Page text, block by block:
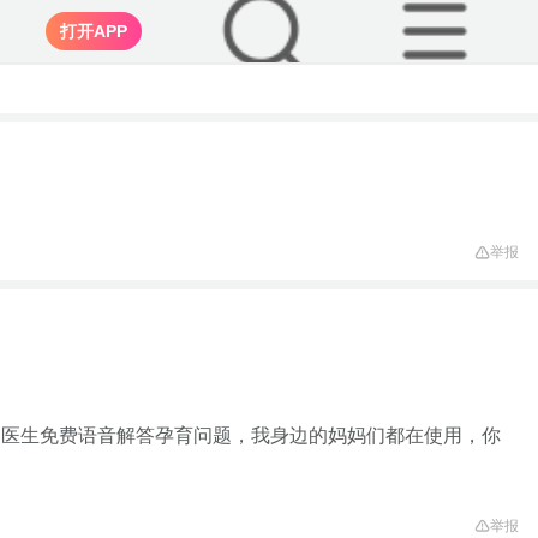
打开APP
举报
生免费语音解答孕育问题，我身边的妈妈们都在使用，你
举报